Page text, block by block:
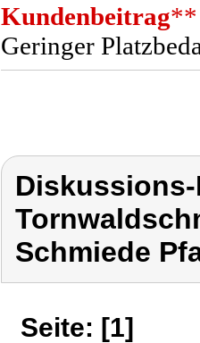
Kundenbeitrag**
Geringer
Schmiede
Seite: [1]